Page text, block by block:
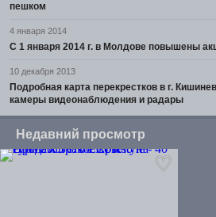
пешком
4 января 2014
С 1 января 2014 г. в Молдове повышены
10 декабря 2013
Подробная карта перекрестков в г.
камеры видеонаблюдения и радары
Недавний просмотр